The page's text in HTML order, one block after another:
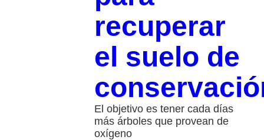
recuperar
el suelo de
El objetivo es tener cada días
más árboles que provean de
oxígeno